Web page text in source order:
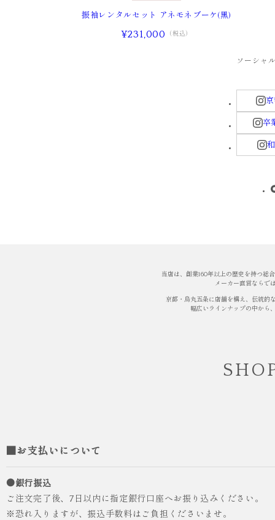
振袖レンタルセット アネモネブーケ(黒)
¥231,000 （税込）
ソーシャ
卒
当店は、創業160年以上の歴史を持つ総
メーカー直営ならで
京都・烏丸五条に店舗を構え、伝統的
幅広いラインナップの中から
■お支払いについて
●銀行振込
ご注文完了後、7日以内に指定銀行口座へお振り込みください。
※恐れ入りますが、振込手数料はご負担くださいませ。